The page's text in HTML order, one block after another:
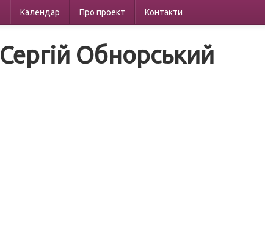
Календар Про проект Контакти
Сергій Обнорський